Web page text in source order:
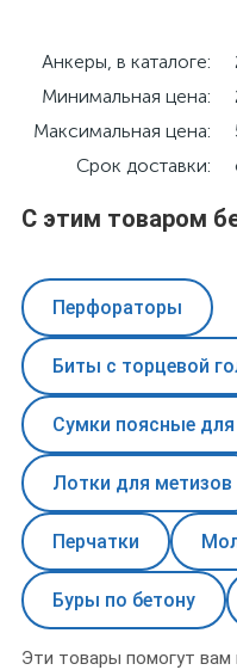
Анкеры, в каталоге:
Минимальная цена:
Максимальная цена:
Срок доставки:
С этим товаром
Перфораторы
Биты с торцевой
Сумки поясные для
Лотки для метизов
Перчатки
Буры по бетону
Эти товары помогут вам